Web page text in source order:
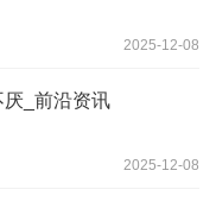
2025-12-08
_前沿资讯
2025-12-08